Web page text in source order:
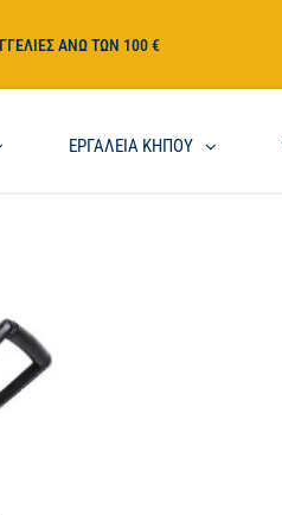
ΑΝΩ ΤΩΝ 100 €
ΕΡΓΑΛΕΙΑ ΚΗΠΟΥ